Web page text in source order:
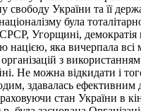
свободу України та її
націоналізму була
СРСР, Угорщині,
нацією, яка вичерпала всі
з
Не можна відкидати і
здавалась ефективним
стан України в